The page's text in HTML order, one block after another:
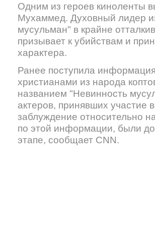
Одним из героев киноленты
Мухаммед. Духовный лидер
мусульман" в крайне
призывает к убийствам и
характера.
Ранее поступила
христианами из народа
названием "Невинность
актеров, принявших участие
заблуждение относительно
по этой информации, были
этапе, сообщает CNN.